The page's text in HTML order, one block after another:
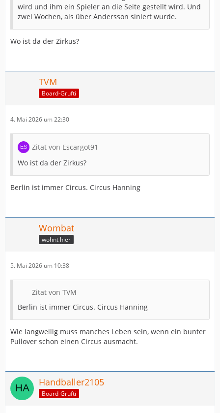
wird und ihm ein Spieler an die Seite gestellt wird. Und
zwei Wochen, als über Andersson siniert wurde.
Wo ist da der Zirkus?
TVM
Board-Grufti
4. Mai 2026 um 22:30
Zitat von Escargot91
Wo ist da der Zirkus?
Berlin ist immer Circus. Circus Hanning
Wombat
wohnt hier
5. Mai 2026 um 10:38
Zitat von TVM
Berlin ist immer Circus. Circus Hanning
Wie langweilig muss manches Leben sein, wenn ein bunter
Pullover schon einen Circus ausmacht.
Handballer2105
Board-Grufti